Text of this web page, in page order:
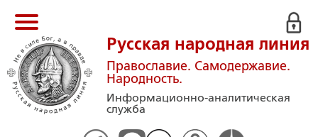
Русская народная линия
Православие. Самодержавие.
Народность.
Информационно-аналитическая
служба